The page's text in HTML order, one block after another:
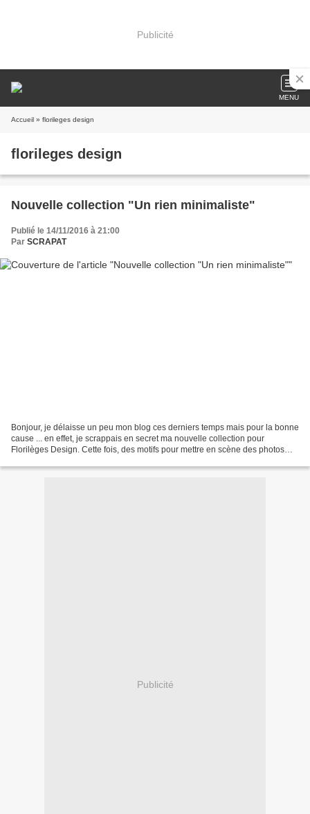
Publicité
MENU
Accueil » florileges design
florileges design
Nouvelle collection "Un rien minimaliste"
Publié le 14/11/2016 à 21:00
Par SCRAPAT
Bonjour, je délaisse un peu mon blog ces derniers temps mais pour la bonne
cause ... en effet, je scrappais en secret ma nouvelle collection pour
Florilèges Design. Cette fois, des motifs pour mettre en scène des photos
Publicité